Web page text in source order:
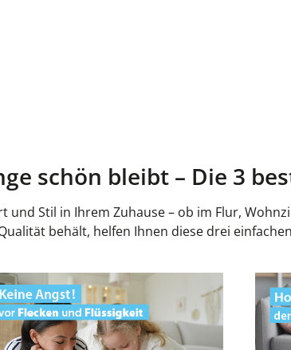
schön bleibt – Die 3
Stil in Ihrem Zuhause – ob im Flur,
behält, helfen Ihnen diese drei